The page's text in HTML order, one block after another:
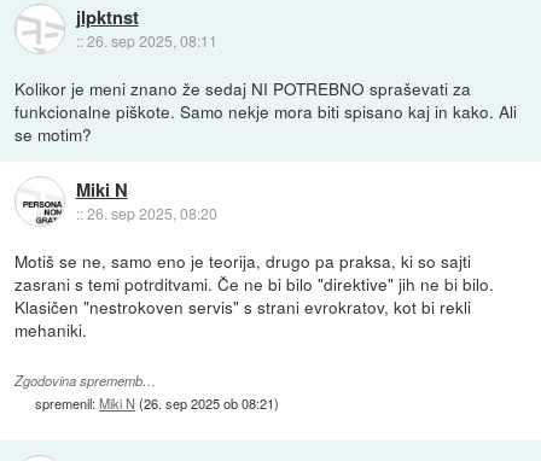
jlpktnst
::26. sep 2025, 08:11
Kolikor je meni znano že sedaj NI POTREBNO spraševati za
funkcionalne piškote. Samo nekje mora biti spisano kaj in kako. Ali
se motim?
Miki N
::26. sep 2025, 08:20
Motiš se ne, samo eno je teorija, drugo pa praksa, ki so sajti
zasrani s temi potrditvami. Če ne bi bilo "direktive" jih ne bi bilo.
Klasičen "nestrokoven servis" s strani evrokratov, kot bi rekli
mehaniki.
Zgodovina sprememb…
spremenil:Miki N(26. sep 2025 ob 08:21)